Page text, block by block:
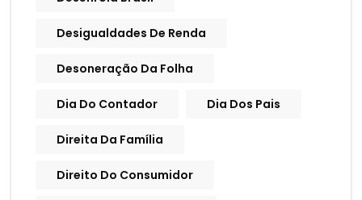
Desigualdades De Renda
Desoneração Da Folha
Dia Do Contador Dia Dos Pais
Direita Da Família
Direito Do Consumidor